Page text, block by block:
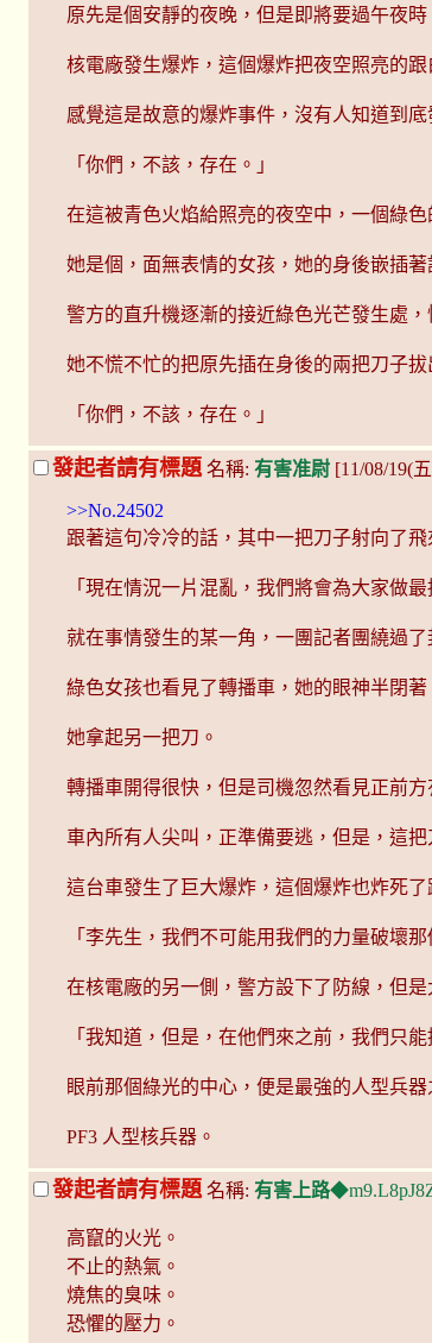
原先是個安靜的夜晚，但是即將要過午夜
核電廠發生爆炸，這個爆炸把夜空照亮的
感覺這是故意的爆炸事件，沒有人知道到底
「你們，不該，存在。」
在這被青色火焰給照亮的夜空中，一個綠
她是個，面無表情的女孩，她的身後嵌插
警方的直升機逐漸的接近綠色光芒發生處
她不慌不忙的把原先插在身後的兩把刀子
「你們，不該，存在。」
發起者請有標題 名稱: 有害准尉 [11/08/19(
>>No.24502
跟著這句冷冷的話，其中一把刀子射向了
「現在情況一片混亂，我們將會為大家做最
就在事情發生的某一角，一團記者團繞過
綠色女孩也看見了轉播車，她的眼神半閉著
她拿起另一把刀。
轉播車開得很快，但是司機忽然看見正前
車內所有人尖叫，正準備要逃，但是，這
這台車發生了巨大爆炸，這個爆炸也炸死
「李先生，我們不可能用我們的力量破壞
在核電廠的另一側，警方設下了防線，但
「我知道，但是，在他們來之前，我們只能
眼前那個綠光的中心，便是最強的人型兵器
PF3 人型核兵器。
發起者請有標題 名稱: 有害上路
高竄的火光。
不止的熱氣。
燒焦的臭味。
恐懼的壓力。